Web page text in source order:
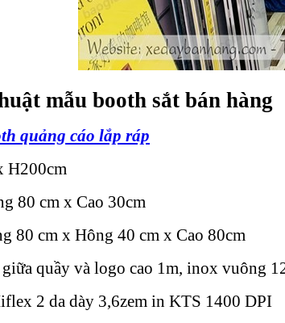
mẫu booth sắt bán hàng
quảng cáo lắp ráp
H200cm
80 cm x Cao 30cm
80 cm x Hông 40 cm x Cao 80cm
quầy và logo cao 1m, inox vuông
2 da dày 3,6zem in KTS 1400 DPI